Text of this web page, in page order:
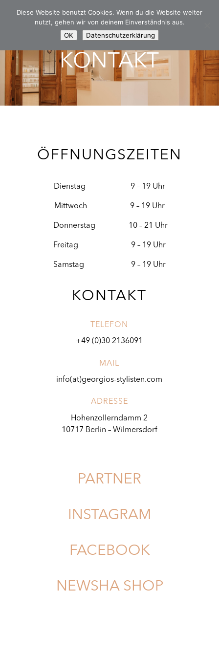
KONTAKT
ÖFFNUNGSZEITEN
Dienstag 9 – 19 Uhr
Mittwoch 9 – 19 Uhr
Donnerstag 10 – 21 Uhr
Freitag 9 – 19 Uhr
Samstag 9 – 19 Uhr
KONTAKT
TELEFON
+49 (0)30 2136091
MAIL
info(at)georgios-stylisten.com
ADRESSE
Hohenzollerndamm 2
10717 Berlin – Wilmersdorf
PARTNER
INSTAGRAM
FACEBOOK
NEWSHA SHOP
Diese Website benutzt Cookies. Wenn du die Website weiter
nutzt, gehen wir von deinem Einverständnis aus.
OK
Datenschutzerklärung